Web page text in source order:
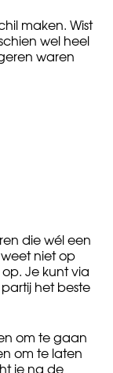
maken. Wist
wel heel
waren
die wél een
niet op
Je kunt via
het beste
om te gaan
om te laten
je na de